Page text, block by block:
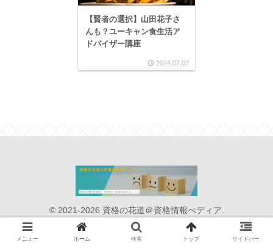
【賢者の選択】山田花子さ
んも？ユーキャン食生活ア
ドバイザー講座
2024.07.02
© 2021-2026 資格の花道＠資格情報ぺディア.
メニュー ホーム 検索 トップ サイドバー